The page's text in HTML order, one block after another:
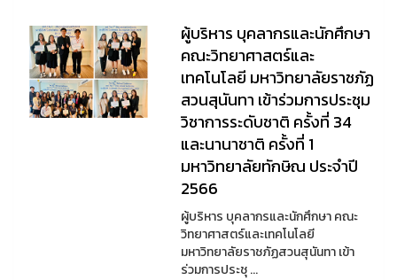
ผู้บริหาร บุคลากรและนักศึกษา
คณะวิทยาศาสตร์และ
เทคโนโลยี มหาวิทยาลัยราชภัฏ
สวนสุนันทา เข้าร่วมการประชุม
วิชาการระดับชาติ ครั้งที่ 34
และนานาชาติ ครั้งที่ 1
มหาวิทยาลัยทักษิณ ประจำปี
2566
ผู้บริหาร บุคลากรและนักศึกษา คณะ
วิทยาศาสตร์และเทคโนโลยี
มหาวิทยาลัยราชภัฏสวนสุนันทา เข้า
ร่วมการประชุ ...